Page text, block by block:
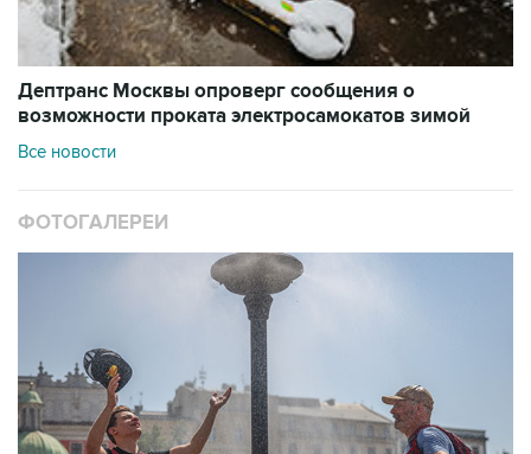
Дептранс Москвы опроверг сообщения о
возможности проката электросамокатов зимой
Все новости
ФОТОГАЛЕРЕИ